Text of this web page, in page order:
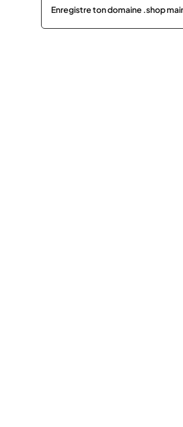
Enregistre ton domaine .shop